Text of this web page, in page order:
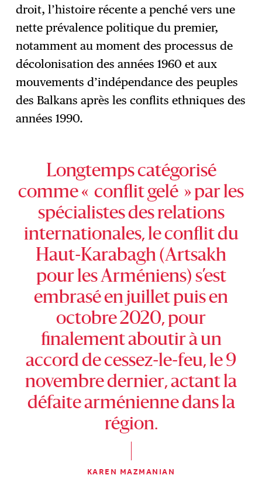
droit, l’histoire récente a penché vers une
nette prévalence politique du premier,
notamment au moment des processus de
décolonisation des années 1960 et aux
mouvements d’indépendance des peuples
des Balkans après les conflits ethniques des
années 1990.
Longtemps catégorisé
comme « conflit gelé » par les
spécialistes des relations
internationales, le conflit du
Haut-Karabagh (Artsakh
pour les Arméniens) s’est
embrasé en juillet puis en
octobre 2020, pour
finalement aboutir à un
accord de cessez-le-feu, le 9
novembre dernier, actant la
défaite arménienne dans la
région.
KAREN MAZMANIAN